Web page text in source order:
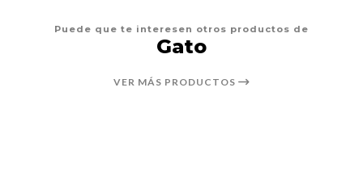
Puede que te interesen otros productos de
Gato
VER MÁS PRODUCTOS